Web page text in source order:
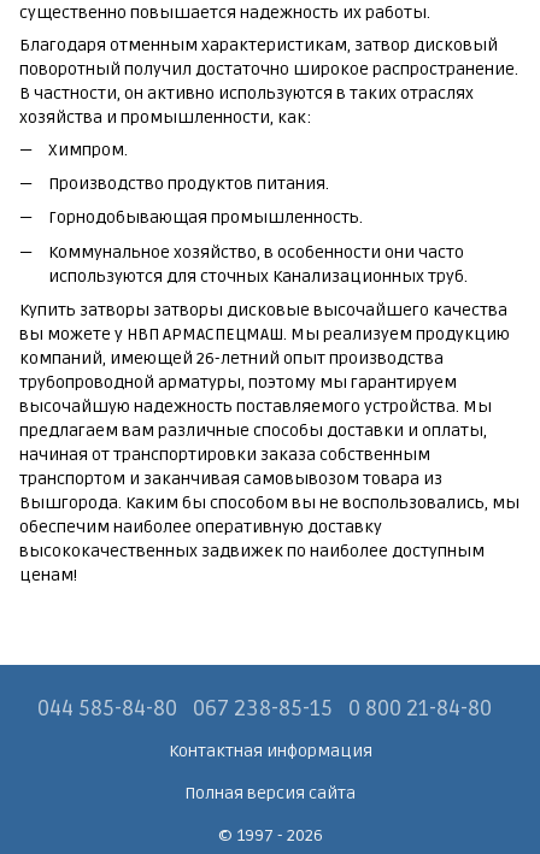
существенно повышается надежность их работы.
Благодаря отменным характеристикам, затвор дисковый
поворотный получил достаточно широкое распространение.
В частности, он активно используются в таких отраслях
хозяйства и промышленности, как:
Химпром.
Производство продуктов питания.
Горнодобывающая промышленность.
Коммунальное хозяйство, в особенности они часто
используются для сточных Канализационных труб.
Купить затворы затворы дисковые высочайшего качества
вы можете у НВП АРМАСПЕЦМАШ. Мы реализуем продукцию
компаний, имеющей 26-летний опыт производства
трубопроводной арматуры, поэтому мы гарантируем
высочайшую надежность поставляемого устройства. Мы
предлагаем вам различные способы доставки и оплаты,
начиная от транспортировки заказа собственным
транспортом и заканчивая самовывозом товара из
Вышгорода. Каким бы способом вы не воспользовались, мы
обеспечим наиболее оперативную доставку
высококачественных задвижек по наиболее доступным
ценам!
044 585-84-80 067 238-85-15 0 800 21-84-80
Контактная информация
Полная версия сайта
© 1997 - 2026